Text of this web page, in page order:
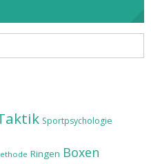
Sportpsychologie
Ringen Boxen